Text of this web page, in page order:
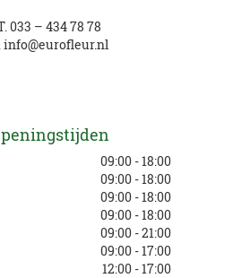
033 – 434 78 78
info@eurofleur.nl
09:00 - 18:00
09:00 - 18:00
09:00 - 18:00
09:00 - 18:00
09:00 - 21:00
09:00 - 17:00
12:00 - 17:00